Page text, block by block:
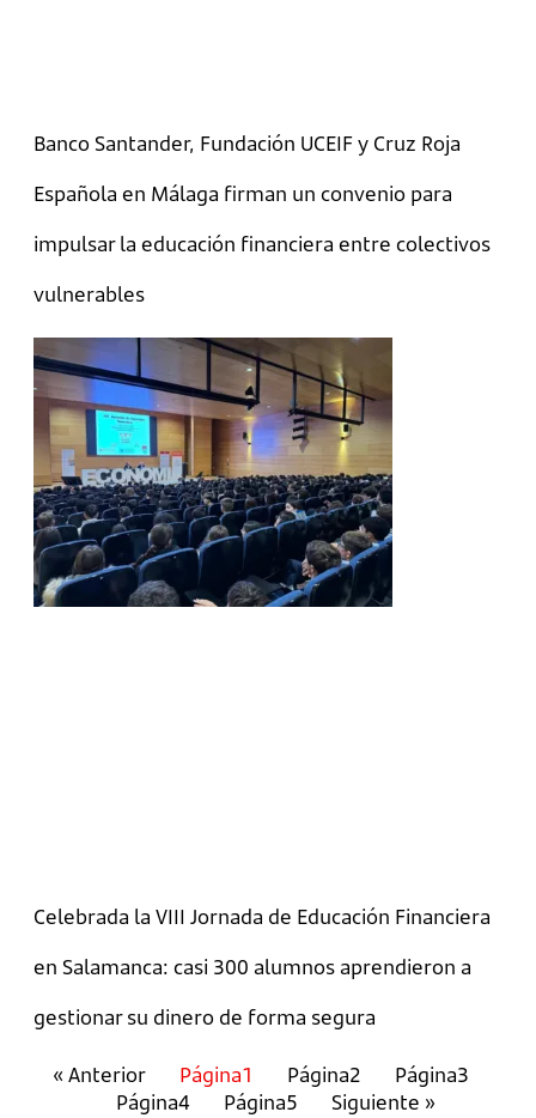
Banco Santander, Fundación UCEIF y Cruz Roja
Española en Málaga firman un convenio para
impulsar la educación financiera entre colectivos
vulnerables
Celebrada la VIII Jornada de Educación Financiera
en Salamanca: casi 300 alumnos aprendieron a
gestionar su dinero de forma segura
« Anterior Página1 Página2 Página3
Página4 Página5 Siguiente »